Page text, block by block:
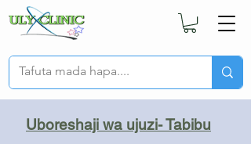
Uboreshaji wa ujuzi- Tabibu